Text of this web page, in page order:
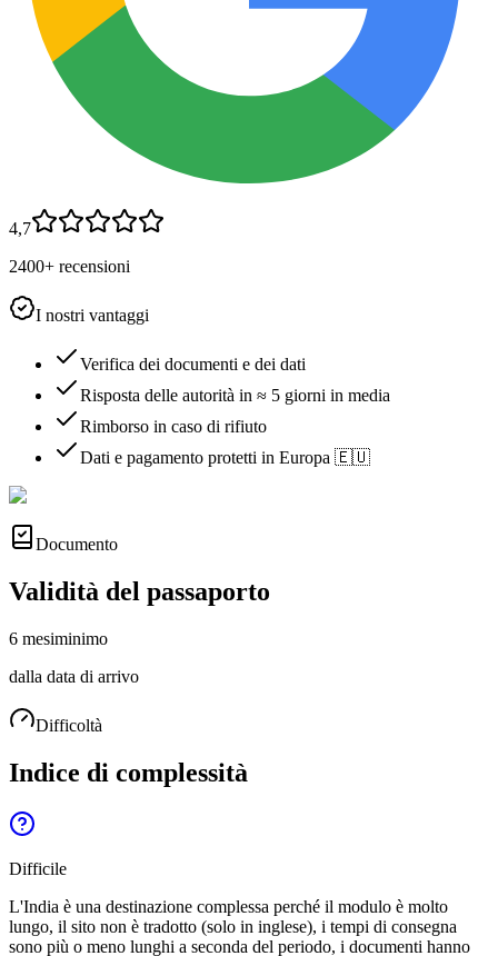
4,7
2400+ recensioni
I nostri vantaggi
Verifica dei documenti e dei dati
Risposta delle autorità in ≈ 5 giorni in media
Rimborso in caso di rifiuto
Dati e pagamento protetti in Europa 🇪🇺
Documento
Validità del passaporto
6 mesiminimo
dalla data di arrivo
Difficoltà
Indice di complessità
Difficile
L'India è una destinazione complessa perché il modulo è molto
lungo, il sito non è tradotto (solo in inglese), i tempi di consegna
sono più o meno lunghi a seconda del periodo, i documenti hanno